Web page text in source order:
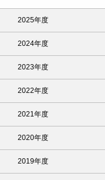
2025年度
2024年度
2023年度
2022年度
2021年度
2020年度
2019年度